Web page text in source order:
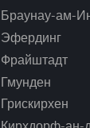
Браунау-ам-
Эфердинг
Фрайштадт
Гмунден
Грискирхен